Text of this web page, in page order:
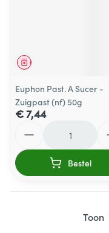
Geneesmiddel
Euphon Past. A Sucer -
Zuigpast (nf) 50g
€ 7,44
Bestel
Toon